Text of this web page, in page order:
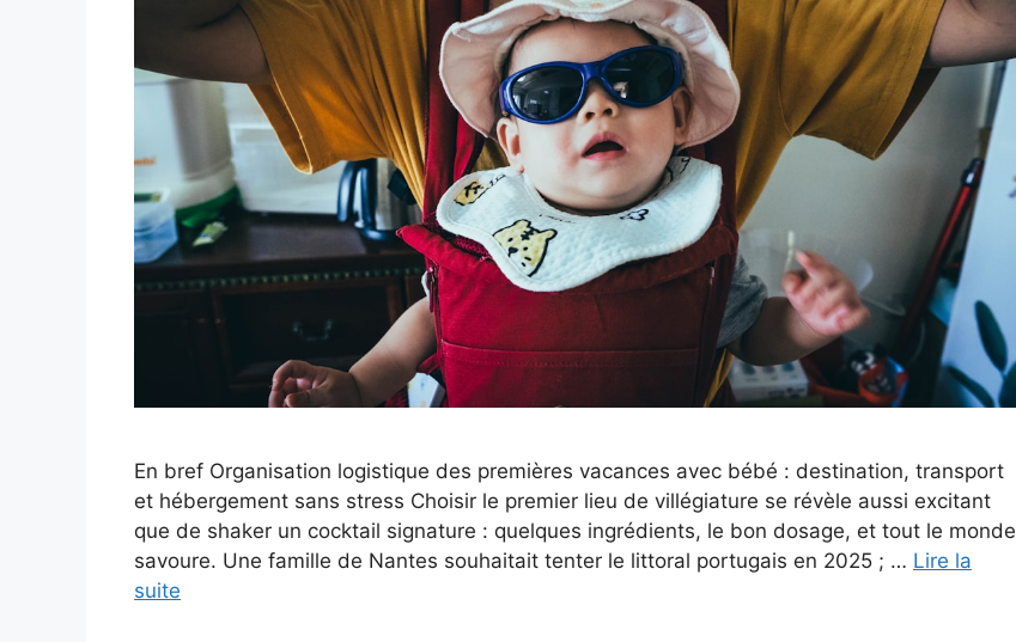
En bref Organisation logistique des premières vacances avec bébé : destination, transport
et hébergement sans stress Choisir le premier lieu de villégiature se révèle aussi excitant
que de shaker un cocktail signature : quelques ingrédients, le bon dosage, et tout le monde
savoure. Une famille de Nantes souhaitait tenter le littoral portugais en 2025 ; … Lire la
suite